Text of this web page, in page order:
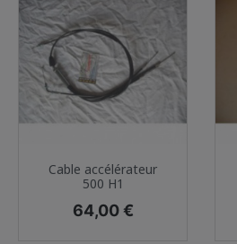
Cable accélérateur
500 H1
Prix
64,00 €